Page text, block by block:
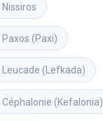
Nissiros
Paxos (Paxi)
Leucade (Lefkada)
Céphalonie (Kefalonia)